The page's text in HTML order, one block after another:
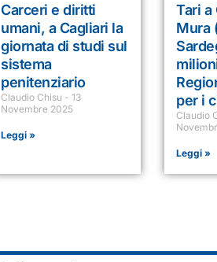
Carceri e diritti
umani, a Cagliari la
giornata di studi sul
sistema
penitenziario
Claudio Chisu
13
Novembre 2025
Leggi »
Tari a
Mura
per i
Claudio
Leggi »